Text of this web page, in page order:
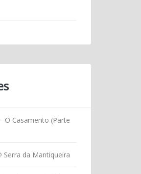
O Casamento (Parte
Serra da Mantiqueira